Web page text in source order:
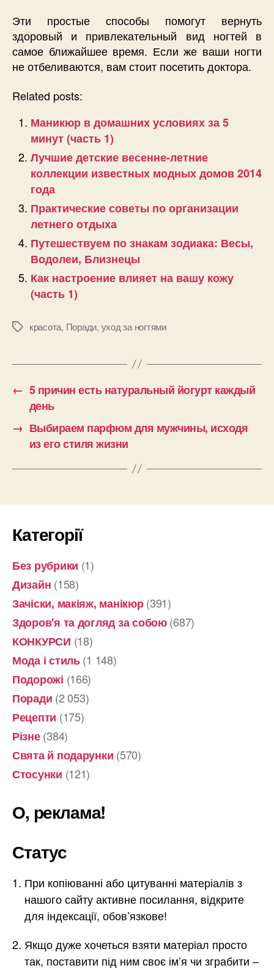
Эти простые способы помогут вернуть
здоровый и привлекательный вид ногтей в
самое ближайшее время. Если же ваши ногти
не отбеливаются, вам стоит посетить доктора.
Related posts:
Маникюр в домашних условиях за 5
минут (часть 1)
Лучшие детские весенне-летние
коллекции известных модных домов 2014
года
Практические советы по организации
летнего отдыха
Путешествуем по знакам зодиака: Весы,
Водолеи, Близнецы
Как настроение влияет на вашу кожу
(часть 1)
Позначки
красота, Поради, уход за ногтями
← 5 причин есть натуральный йогурт каждый
день
→ Выбираем парфюм для мужчины, исходя
из его стиля жизни
Категорії
Без рубрики (1)
Дизайн (158)
Зачіски, макіяж, манікюр(391)
Здоров'я та догляд за собою(687)
КОНКУРСИ (18)
Мода і стиль(1 148)
Подорожі (166)
Поради (2 053)
Рецепти (175)
Різне(384)
Свята й подарунки (570)
Стосунки (121)
О, реклама!
Статус
При копіюванні або цитуванні матеріалів з
нашого сайту активне посилання, відкрите
для індексації, обов’язкове!
Якщо дуже хочеться взяти матеріал просто
так, поставити під ним своє ім’я чи зграбити –